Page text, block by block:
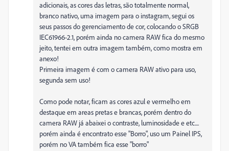
adicionais, as cores das letras, são totalmente normal,
branco nativo, uma imagem para o instagram, segui os
seus passos do gerenciamento de cor, colocando o SRGB
IEC61966-2.1, porém ainda no camera RAW fica do mesmo
jeito, tentei em outra imagem também, como mostra em
anexo!
Primeira imagem é com o camera RAW ativo para uso,
segunda sem uso!
Como pode notar, ficam as cores azul e vermelho em
destaque em areas pretas e brancas, porém dentro do
camera RAW já abaixei o contraste, luminosidade e etc....
porém ainda é encontrato esse "Borro", uso um Painel IPS,
porém no VA também fica esse "borro"